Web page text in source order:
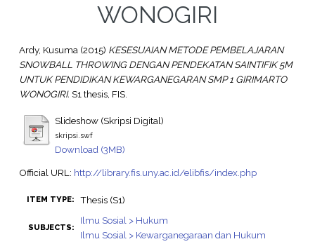
WONOGIRI
Ardy, Kusuma(2015) KESESUAIAN METODE PEMBELAJARAN
SNOWBALL THROWING DENGAN PENDEKATAN SAINTIFIK 5M
UNTUK PENDIDIKAN KEWARGANEGARAN SMP 1 GIRIMARTO
WONOGIRI. S1 thesis, FIS.
Slideshow (Skripsi Digital)
skripsi.swf
Download (3MB)
Official URL: http://library.fis.uny.ac.id/elibfis/index.php
ITEM TYPE: Thesis (S1)
SUBJECTS:
Ilmu Sosial > Hukum
Ilmu Sosial > Kewarganegaraan dan Hukum